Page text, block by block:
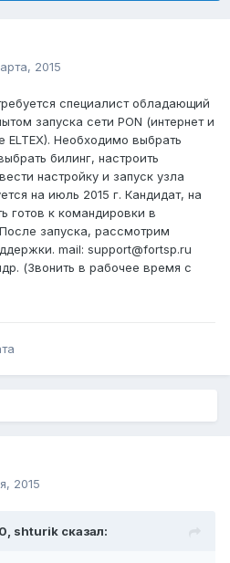
2015
специалист обладающий
запуска сети PON (интернет и
ELTEX). Необходимо выбрать
билинг, настроить
настройку и запуск узла
на июль 2015 г. Кандидат, на
готов к командировки в
запуска, рассмотрим
mail: support@fortsp.ru
(Звонить в рабочее время с
2015
shturik сказал: